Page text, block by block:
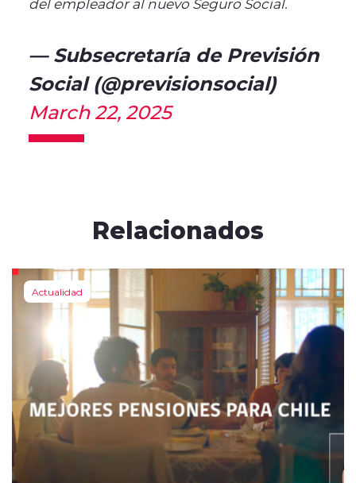
— Subsecretaría de Previsión
Social (@previsionsocial)
March 22, 2025
Relacionados
Actualidad